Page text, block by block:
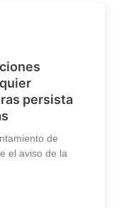
persista
de
el aviso de la